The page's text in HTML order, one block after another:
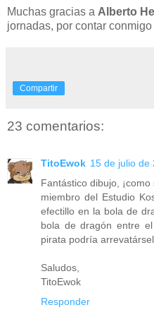
Muchas gracias a Alberto
jornadas, por contar
Compartir
23 comentarios:
TitoEwok 15 de julio de
Fantástico dibujo,
miembro del Estudio
efectillo en la bola de
bola de dragón entre
pirata podría
Saludos,
TitoEwok
Responder